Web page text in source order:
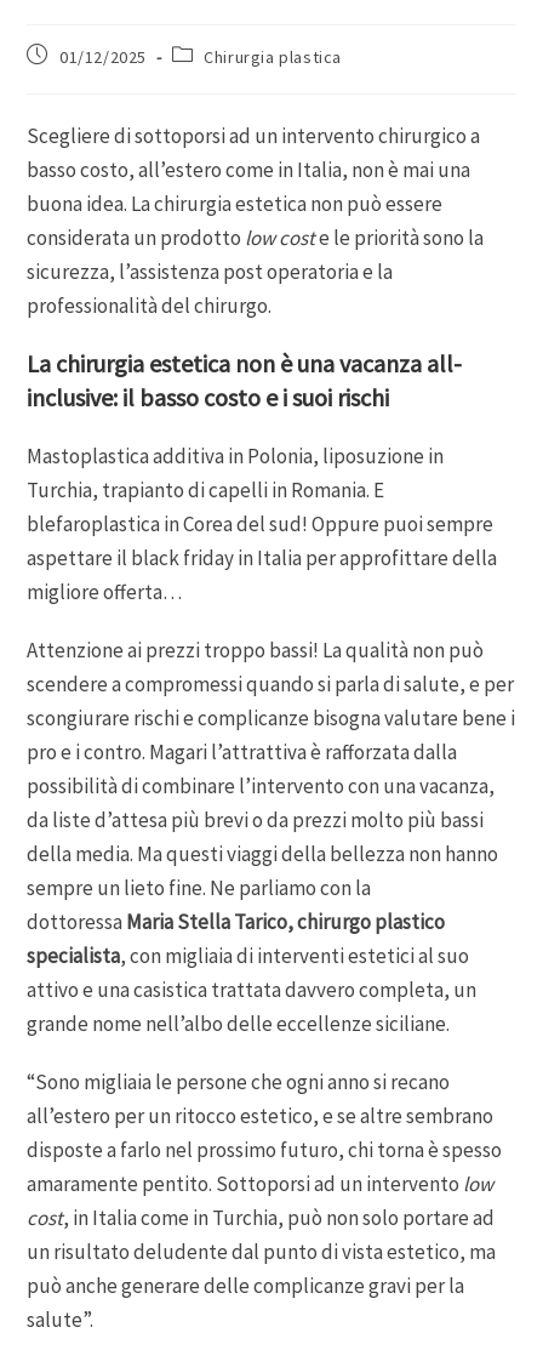
01/12/2025 Chirurgia plastica
Scegliere di sottoporsi ad un intervento chirurgico a
basso costo, all’estero come in Italia, non è mai una
buona idea. La chirurgia estetica non può essere
considerata un prodotto low coste le priorità sono la
sicurezza, l’assistenza post operatoria e la
professionalità del chirurgo.
La chirurgia estetica non è una vacanza all-
inclusive: il basso costo e i suoi rischi
Mastoplastica additiva in Polonia, liposuzione in
Turchia, trapianto di capelli in Romania. E
blefaroplastica in Corea del sud! Oppure puoi sempre
aspettare il black friday in Italia per approfittare della
migliore offerta…
Attenzione ai prezzi troppo bassi! La qualità non può
scendere a compromessi quando si parla di salute, e per
scongiurare rischi e complicanze bisogna valutare bene i
pro e i contro. Magari l’attrattiva è rafforzata dalla
possibilità di combinare l’intervento con una vacanza,
da liste d’attesa più brevi o da prezzi molto più bassi
della media. Ma questi viaggi della bellezza non hanno
sempre un lieto fine. Ne parliamo con la
dottoressaMaria Stella Tarico, chirurgo plastico
specialista, con migliaia di interventi estetici al suo
attivo e una casistica trattata davvero completa, un
grande nome nell’albo delle eccellenze siciliane.
“Sono migliaia le persone che ogni anno si recano
all’estero per un ritocco estetico, e se altre sembrano
disposte a farlo nel prossimo futuro, chi torna è spesso
amaramente pentito. Sottoporsi ad un intervento low
cost, in Italia come in Turchia, può non solo portare ad
un risultato deludente dal punto di vista estetico, ma
può anche generare delle complicanze gravi per la
salute”.